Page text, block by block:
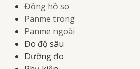
Đồng hồ so
Panme trong
Panme ngoài
Đo độ sâu
Dưỡng đo